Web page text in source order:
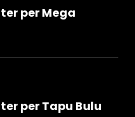
per Mega
per Tapu Bulu